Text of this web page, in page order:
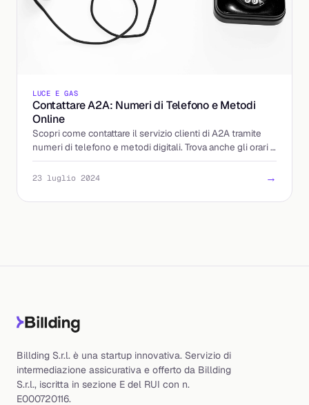
LUCE E GAS
Contattare A2A: Numeri di Telefono e Metodi
Online
Scopri come contattare il servizio clienti di A2A tramite
numeri di telefono e metodi digitali. Trova anche gli orari e
i suggerimenti per risparmiare sulle bol
23 luglio 2024 →
Billding S.r.l. è una startup innovativa. Servizio di
intermediazione assicurativa e offerto da Billding
S.r.l., iscritta in sezione E del RUI con n.
E000720116.